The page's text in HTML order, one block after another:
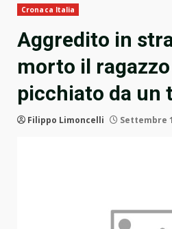
Cronaca Italia
Aggredito in
morto il
picchiato da un
Filippo Limoncelli Settembre